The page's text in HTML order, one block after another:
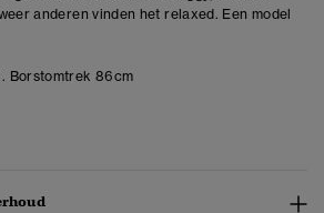
anderen vinden het relaxed. Een model
Borstomtrek 86cm